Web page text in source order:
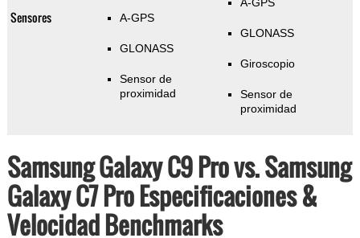
Sensores A-GPS
GLONASS
Sensor de
proximidad
GLONASS
Giroscopio
Sensor de
proximidad
Samsung Galaxy C9 Pro vs. Samsung
Galaxy C7 Pro Especificaciones &
Velocidad Benchmarks